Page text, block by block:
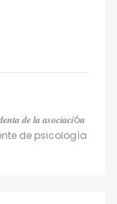
𝒅𝒆 𝒍𝒂 𝒂𝒔𝒐𝒄𝒊𝒂𝒄𝒊ó𝒏
de psicología